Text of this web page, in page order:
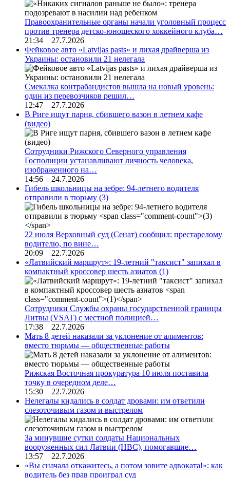
Правоохранительные органы начали уголовный процесс
против тренера детско-юношеского хоккейного клуба…
21:34 27.7.2026
Фейковое авто «Latvijas pasts» и лихая драйверша из
Украины: остановили 21 нелегала
Смекалка контрабандистов вышла на новый уровень:
один из перевозчиков решил…
12:47 27.7.2026
В Риге ищут парня, сбившего вазон в летнем кафе
(видео)
Сотрудники Рижского Северного управления
Госполиции устанавливают личность человека,
изображенного на…
14:56 24.7.2026
Гибель школьницы на зебре: 94-летнего водителя
отправили в тюрьму (3)
22 июля Верховный суд (Сенат) сообщил: престарелому
водителю, по вине…
20:09 22.7.2026
«Латвийский маршрут»: 19-летний "таксист" запихал в
компактный кроссовер шесть азиатов (1)
Сотрудники Службы охраны государственной границы
Литвы (VSAT) с местной полицией…
17:38 22.7.2026
Мать 8 детей наказали за уклонение от алиментов:
вместо тюрьмы — общественные работы
Рижская Восточная прокуратура 10 июля поставила
точку в очередном деле…
15:30 22.7.2026
Нелегалы кидались в солдат дровами: им ответили
слезоточивым газом и выстрелом
За минувшие сутки солдаты Национальных
вооруженных сил Латвии (НВС), помогавшие…
13:57 22.7.2026
«Вы сначала откажитесь, а потом зовите адвоката!»: как
водитель без прав проиграл суд